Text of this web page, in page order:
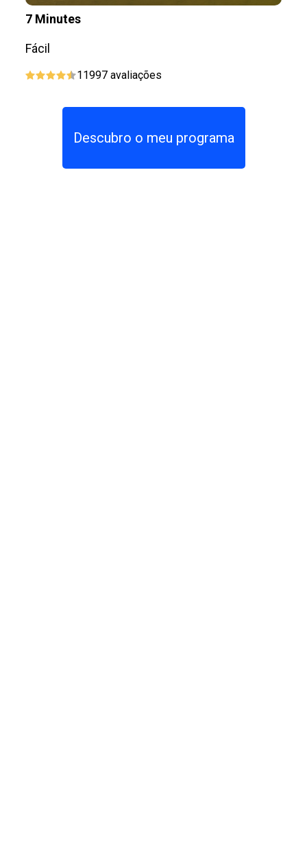
7 Minutes
Fácil
11997 avaliações
Descubro o meu programa